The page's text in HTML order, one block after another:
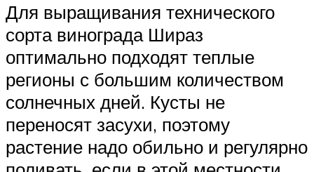
Для выращивания технического
сорта винограда Шираз
оптимально подходят теплые
регионы с большим количеством
солнечных дней. Кусты не
переносят засухи, поэтому
растение надо обильно и регулярно